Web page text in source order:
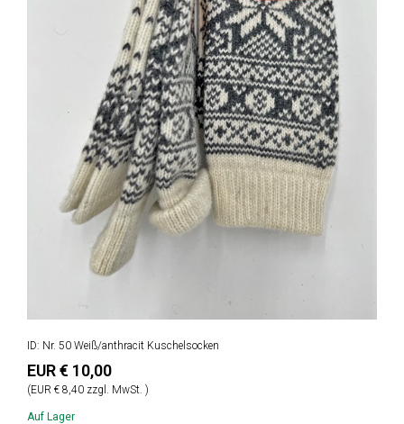
ID: Nr. 50 Weiß/anthracit Kuschelsocken
EUR € 10,00
(EUR € 8,40 zzgl. MwSt. )
Auf Lager